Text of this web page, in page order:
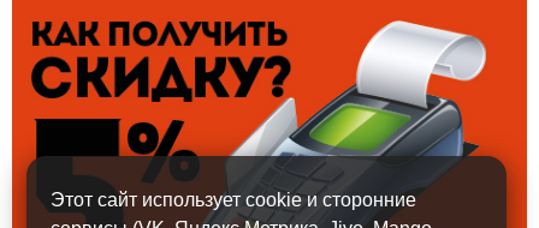
Этот сайт использует cookie и сторонние